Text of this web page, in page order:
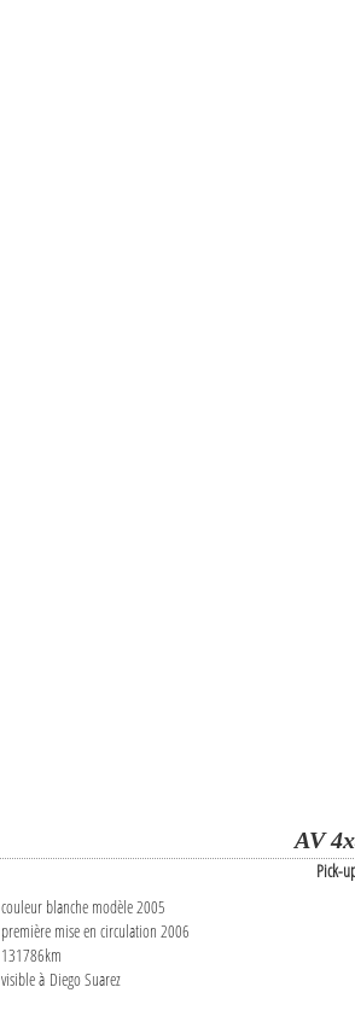
AV
Pick-
couleur blanche modèle 2005
première mise en circulation 2006
131786km
visible à Diego Suarez